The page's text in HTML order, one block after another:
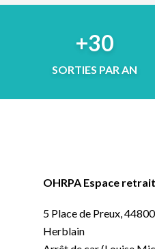
+30
SORTIES PAR AN
OHRPA Espace
5 Place de Preux,
Herblain